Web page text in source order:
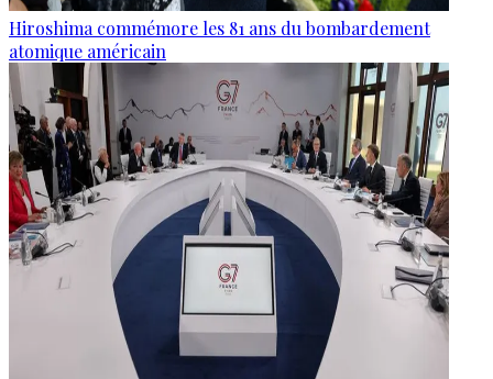
Hiroshima commémore les 81 ans du bombardement
atomique américain